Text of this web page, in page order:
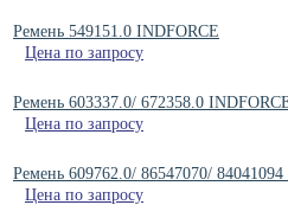
Ремень 549151.0 INDFORCE
Цена по запросу
Ремень 603337.0/ 672358.0
Цена по запросу
Ремень 609762.0/ 86547070/
Цена по запросу